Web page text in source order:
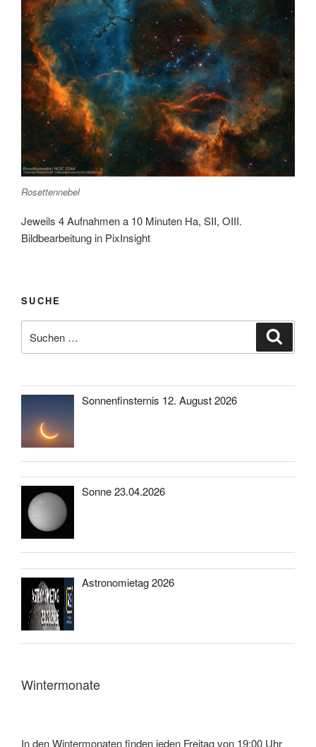
Rosettennebel
Jeweils 4 Aufnahmen a 10 Minuten Ha, SII, OIII.
Bildbearbeitung in PixInsight
SUCHE
nach:
Sonnenfinsternis 12. August 2026
Sonne 23.04.2026
Astronomietag 2026
Wintermonate
In den Wintermonaten finden jeden Freitag von 19:00 Uhr